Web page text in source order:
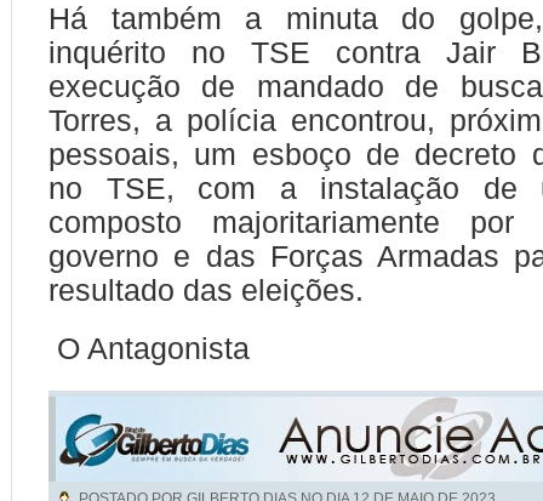
Há também a minuta do
inquérito no TSE contra Jair
execução de mandado de
Torres, a polícia encontrou,
pessoais, um esboço de decreto
no TSE, com a instalação de
composto majoritariamente
governo e das Forças Armadas
resultado das eleições.
O Antagonista